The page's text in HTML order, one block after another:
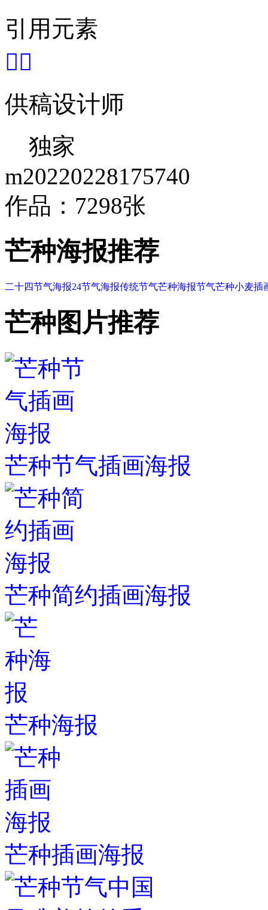
引用元素

供稿设计师
独家
m20220228175740
作品：7298张
芒种海报推荐
二十四节气海报24节气海报传统节气芒种海报节气芒种小麦插
芒种图片推荐
芒种节气插画海报
芒种简约插画海报
芒种海报
芒种插画海报